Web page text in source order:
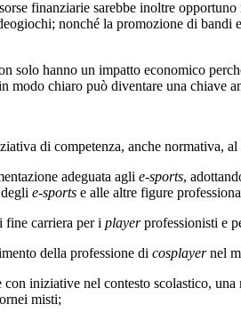
sarebbe inoltre opportuno
nonché la promozione di bandi
solo hanno un impatto economico
modo chiaro può diventare una chiave
di competenza, anche normativa, al
adeguata agli e-sports,
e-sports e alle altre figure
carriera per i playerprofessionisti e
della professione di cosplayernel
con iniziative nel contesto scolastico,
misti;